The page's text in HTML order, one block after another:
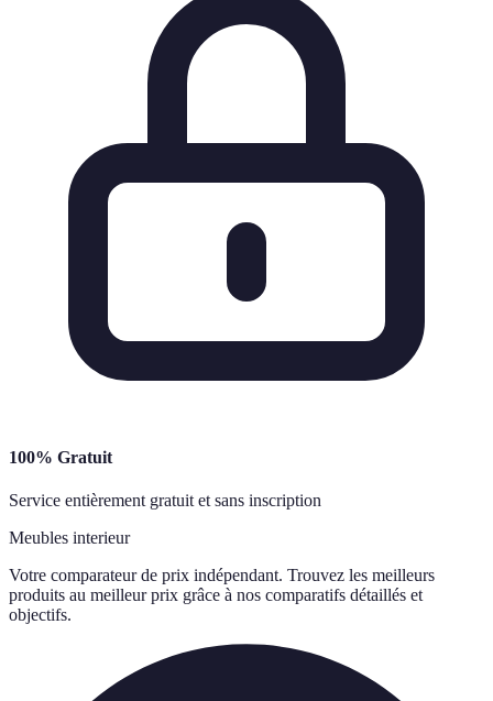
100% Gratuit
Service entièrement gratuit et sans inscription
Meubles interieur
Votre comparateur de prix indépendant. Trouvez les meilleurs
produits au meilleur prix grâce à nos comparatifs détaillés et
objectifs.